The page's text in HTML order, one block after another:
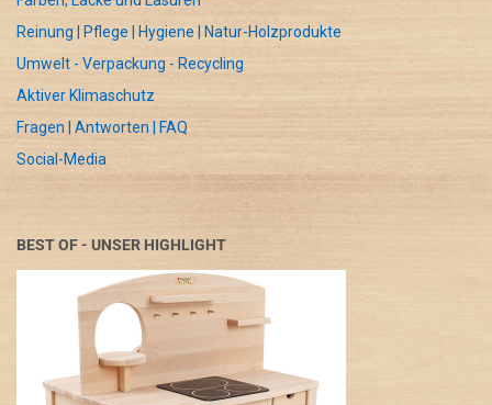
Reinung | Pflege | Hygiene | Natur-Holzprodukte
Umwelt - Verpackung - Recycling
Aktiver Klimaschutz
Fragen | Antworten | FAQ
Social-Media
BEST OF - UNSER HIGHLIGHT